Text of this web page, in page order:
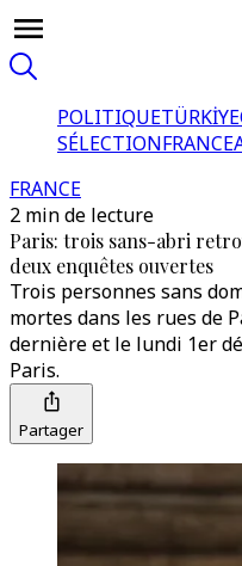
POLITIQUETÜRKİYE
SÉLECTIONFRANCE
FRANCE
2 min de lecture
Paris: trois sans-abri
deux enquêtes ouvertes
Trois personnes sans
mortes dans les rues de
dernière et le lundi 1er
Paris.
Partager